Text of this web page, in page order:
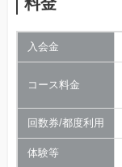
入会金
コース料金
回数券/都度利用
体験等